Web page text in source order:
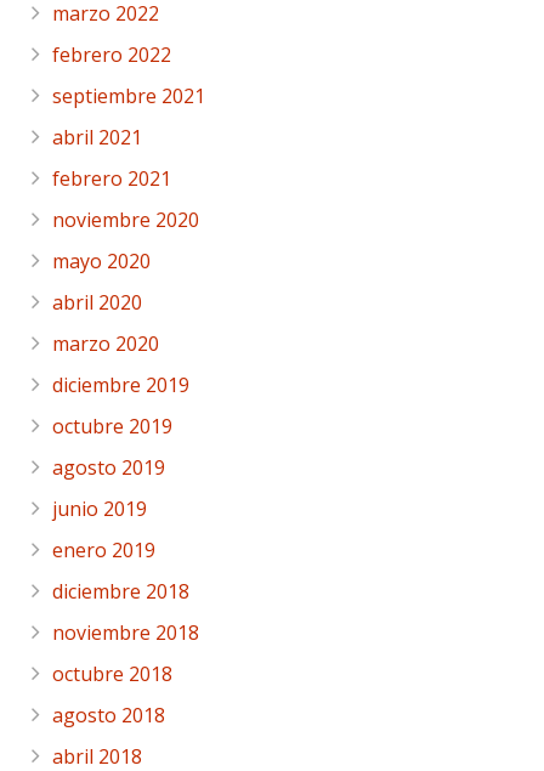
marzo 2022
febrero 2022
septiembre 2021
abril 2021
febrero 2021
noviembre 2020
mayo 2020
abril 2020
marzo 2020
diciembre 2019
octubre 2019
agosto 2019
junio 2019
enero 2019
diciembre 2018
noviembre 2018
octubre 2018
agosto 2018
abril 2018